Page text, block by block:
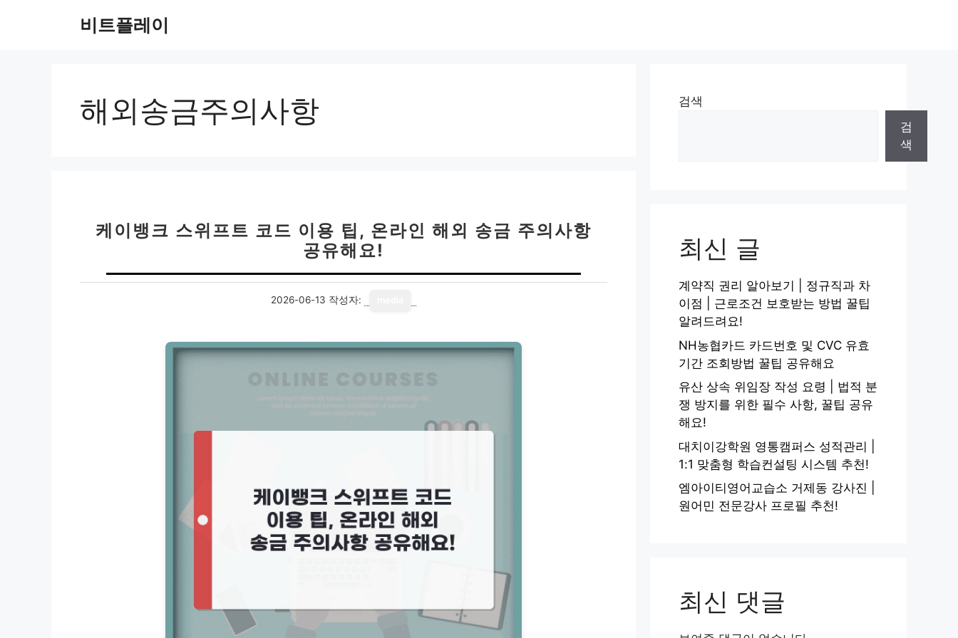
비트플레이
해외송금주의사항
케이뱅크 스위프트 코드 이용 팁, 온라인 해외 송금 주의사항
공유해요!
2026-06-13 작성자:
검색
검
색
최신 글
계약직 권리 알아보기 | 정규직과 차
이점 | 근로조건 보호받는 방법 꿀팁
알려드려요!
NH농협카드 카드번호 및 CVC 유효
기간 조회방법 꿀팁 공유해요
유산 상속 위임장 작성 요령 | 법적 분
쟁 방지를 위한 필수 사항, 꿀팁 공유
해요!
대치이강학원 영통캠퍼스 성적관리 |
1:1 맞춤형 학습컨설팅 시스템 추천!
엠아이티영어교습소 거제동 강사진 |
원어민 전문강사 프로필 추천!
최신 댓글